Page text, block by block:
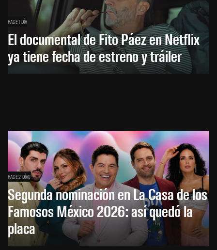
HACE 1 DÍA
El documental de Fito Páez en Netflix
ya tiene fecha de estreno y tráiler
HACE 2 DÍAS
Segunda nominación en La Casa de los
Famosos México 2026: así quedó la
placa